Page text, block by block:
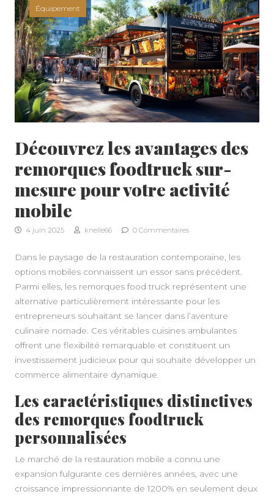
Équipement
Découvrez les avantages des
remorques foodtruck sur-
mesure pour votre activité
mobile
4 juin 2025 knelle66 0 Commentaires
Dans le paysage de la restauration contemporaine, les
options mobiles connaissent un essor sans précédent.
Parmi elles, les remorques food truck représentent une
alternative particulièrement intéressante pour les
entrepreneurs souhaitant se lancer dans l’aventure
culinaire nomade. Ces véritables cuisines ambulantes
offrent une flexibilité remarquable et constituent un
investissement judicieux pour qui souhaite développer un
commerce alimentaire dynamique.
Les caractéristiques distinctives
des remorques foodtruck
personnalisées
Le marché de la restauration mobile a connu une
expansion fulgurante ces dernières années, avec une
croissance impressionnante de 1200% en seulement deux